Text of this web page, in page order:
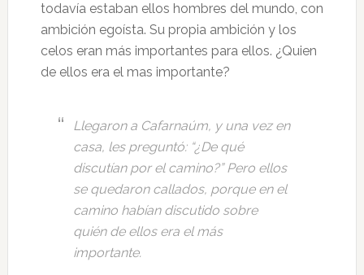
todavía estaban ellos hombres del mundo, con
ambición egoísta. Su propia ambición y los
celos eran más importantes para ellos. ¿Quien
de ellos era el mas importante?
Llegaron a Cafarnaúm, y una vez en
casa, les preguntó: “¿De qué
discutían por el camino?”Pero ellos
se quedaron callados, porque en el
camino habían discutido sobre
quién de ellos era el más
importante.